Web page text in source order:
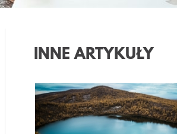
INNE ARTYKUŁY